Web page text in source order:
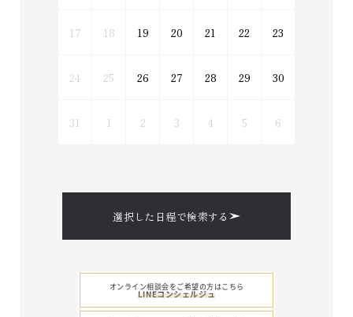
17 18 19 20 21 22 23
24 25 26 27 28 29 30
31 1 2 3 4 5 6
選択した日程で検索する
オンライン相談会をご希望の方はこちら
LINEコンシェルジュ